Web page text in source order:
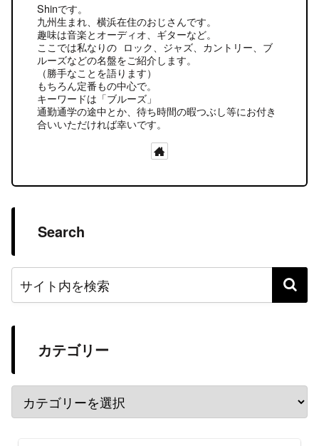
Shinです。
九州生まれ、横浜在住のおじさんです。
趣味は音楽とオーディオ、ギターなど。
ここでは私なりの ロック、ジャズ、カントリー、ブ
ルーズなどの名盤をご紹介します。
（勝手なことを語ります）
もちろん定番もの中心で。
キーワードは「ブルーズ」
通勤通学の途中とか、待ち時間の暇つぶし等にお付き
合いいただければ幸いです。
Search
カテゴリー